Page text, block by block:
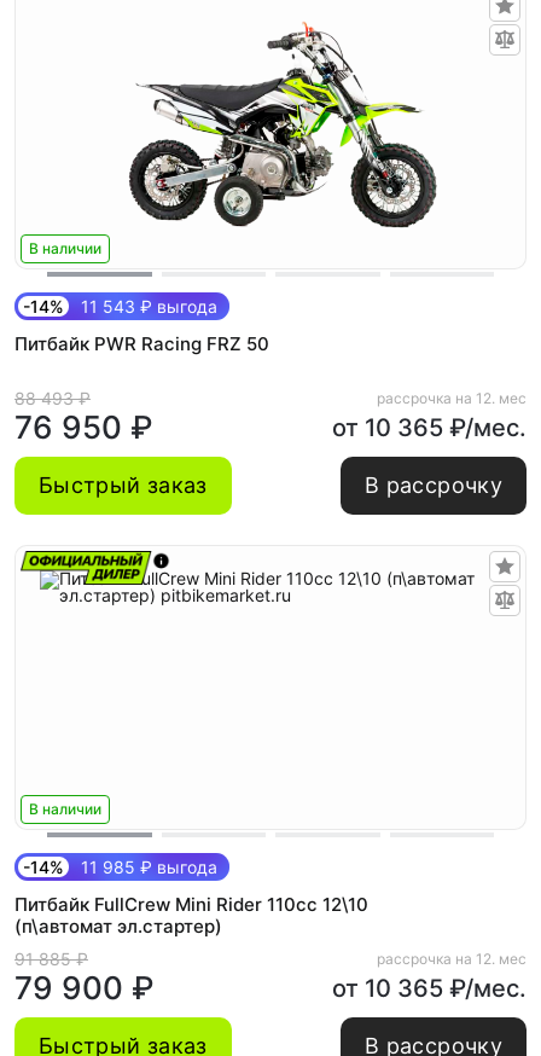
В наличии
-14% 11 543 ₽ выгода
Питбайк PWR Racing FRZ 50
88 493 ₽
76 950 ₽
рассрочка на 12. мес
от 10 365 ₽/мес.
Быстрый заказ В рассрочку
В наличии
-14% 11 985 ₽ выгода
Питбайк FullCrew Mini Rider 110сс 12\10
(п\автомат эл.стартер)
91 885 ₽
79 900 ₽
рассрочка на 12. мес
от 10 365 ₽/мес.
Быстрый заказ В рассрочку